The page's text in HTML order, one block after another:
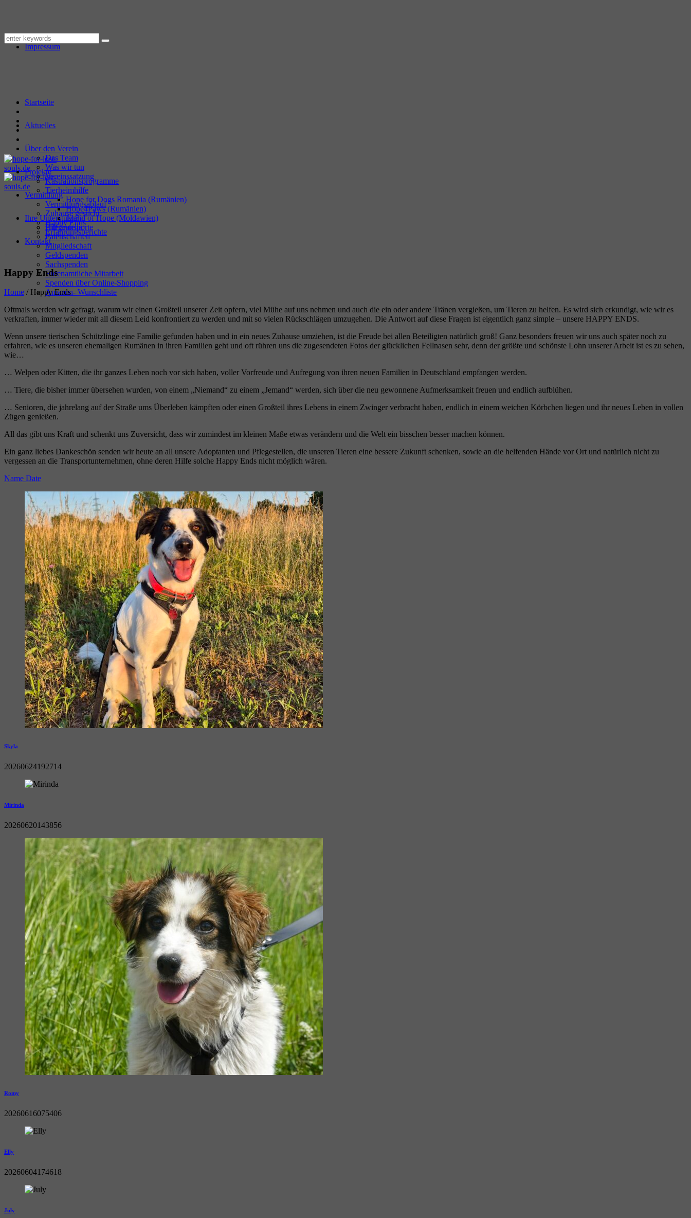
Datenschutzerklärung
Impressum
Startseite
Aktuelles
Über den Verein
Das Team
Was wir tun
Vereinssatzung
Projekte
Kastrationsprogramme
Tierheimhilfe
Hope for Dogs Romania (Rumänien)
Hope4Paws (Rumänien)
Island of Hope (Moldawien)
Hilfstransporte
Vermittlung
Vermittlungsablauf
Zuhause gesucht
Happy Ends
Erfahrungsberichte
Ihre Unterstützung
Pflegestelle
Patenschaften
Mitgliedschaft
Geldspenden
Sachspenden
Ehrenamtliche Mitarbeit
Spenden über Online-Shopping
Amazon- Wunschliste
Kontakt
Happy Ends
Home / Happy Ends
Oftmals werden wir gefragt, warum wir einen Großteil unserer Zeit opfern, viel Mühe auf uns nehmen und auch die ein oder andere Tränen vergießen, um Tieren zu helfen. Es wird sich erkundigt, wie wir es
verkraften, immer wieder mit all diesem Leid konfrontiert zu werden und mit so vielen Rückschlägen umzugehen. Die Antwort auf diese Fragen ist eigentlich ganz simple – unsere HAPPY ENDS.
Wenn unsere tierischen Schützlinge eine Familie gefunden haben und in ein neues Zuhause umziehen, ist die Freude bei allen Beteiligten natürlich groß! Ganz besonders freuen wir uns auch später noch zu
erfahren, wie es unseren ehemaligen Rumänen in ihren Familien geht und oft rühren uns die zugesendeten Fotos der glücklichen Fellnasen sehr, denn der größte und schönste Lohn unserer Arbeit ist es zu sehen,
wie…
… Welpen oder Kitten, die ihr ganzes Leben noch vor sich haben, voller Vorfreude und Aufregung von ihren neuen Familien in Deutschland empfangen werden.
… Tiere, die bisher immer übersehen wurden, von einem „Niemand“ zu einem „Jemand“ werden, sich über die neu gewonnene Aufmerksamkeit freuen und endlich aufblühen.
… Senioren, die jahrelang auf der Straße ums Überleben kämpften oder einen Großteil ihres Lebens in einem Zwinger verbracht haben, endlich in einem weichen Körbchen liegen und ihr neues Leben in vollen
Zügen genießen.
All das gibt uns Kraft und schenkt uns Zuversicht, dass wir zumindest im kleinen Maße etwas verändern und die Welt ein bisschen besser machen können.
Ein ganz liebes Dankeschön senden wir heute an all unsere Adoptanten und Pflegestellen, die unseren Tieren eine bessere Zukunft schenken, sowie an die helfenden Hände vor Ort und natürlich nicht zu
vergessen an die Transportunternehmen, ohne deren Hilfe solche Happy Ends nicht möglich wären.
Name Date
Skyla
20260624192714
Mirinda
20260620143856
Romy
20260616075406
Elly
20260604174618
July